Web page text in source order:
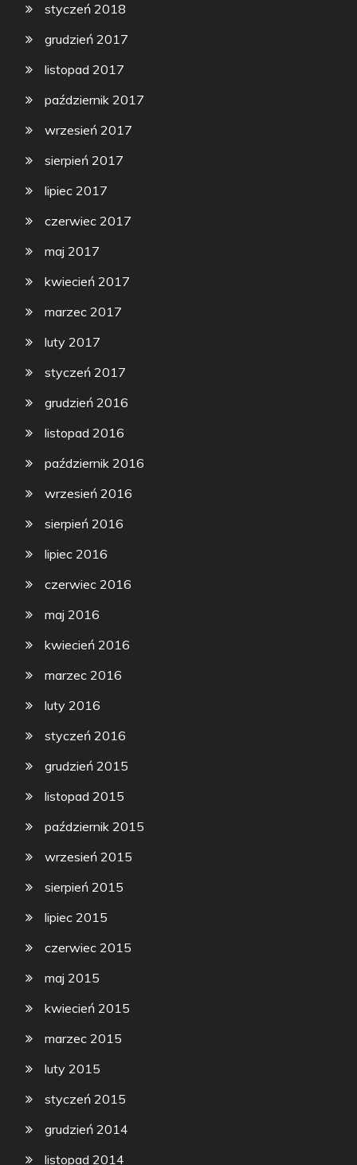
styczeń 2018
grudzień 2017
listopad 2017
październik 2017
wrzesień 2017
sierpień 2017
lipiec 2017
czerwiec 2017
maj 2017
kwiecień 2017
marzec 2017
luty 2017
styczeń 2017
grudzień 2016
listopad 2016
październik 2016
wrzesień 2016
sierpień 2016
lipiec 2016
czerwiec 2016
maj 2016
kwiecień 2016
marzec 2016
luty 2016
styczeń 2016
grudzień 2015
listopad 2015
październik 2015
wrzesień 2015
sierpień 2015
lipiec 2015
czerwiec 2015
maj 2015
kwiecień 2015
marzec 2015
luty 2015
styczeń 2015
grudzień 2014
listopad 2014